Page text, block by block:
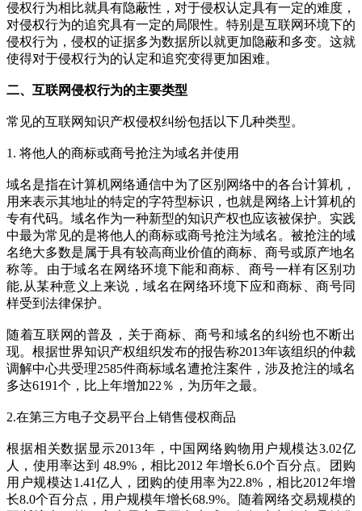
侵权行为相比就具有隐蔽性，对于侵权认定具有一定的难度，
对侵权行为的追究具有一定的局限性。特别是互联网环境下的
侵权行为，侵权的证据多为数据所以就更加隐蔽和多变。这就
使得对于侵权行为的认定和追究变得更加困难。
二、互联网侵权行为的主要类型
常见的互联网知识产权侵权纠纷包括以下几种类型。
1. 将他人的商标或商号抢注为域名并使用
域名是指在计算机网络通信中为了区别网络中的各台计算机，
用来表示其地址的特定的字符型标识，也就是网络上计算机的
专有代码。域名作为一种新型的知识产权也应该被保护。实践
中最为常见的是将他人的商标或商号抢注为域名。被抢注的域
名绝大多数是属于具有较高商业价值的商标、商号或原产地名
称等。由于域名在网络环境下能和商标、商号一样有区别功
能,从某种意义上来说，域名在网络环境下应和商标、商号同
样受到法律保护。
随着互联网的普及，关于商标、商号和域名的纠纷也不断出
现。根据世界知识产权组织发布的报告称2013年该组织的仲裁
调解中心共受理2585件商标域名遭抢注案件，涉及抢注的域名
多达6191个，比上年增加22％，为历年之最。
2.在第三方电子交易平台上销售侵权商品
根据相关数据显示2013年，中国网络购物用户规模达3.02亿
人，使用率达到 48.9%，相比2012 年增长6.0个百分点。团购
用户规模达1.41亿人，团购的使用率为22.8%，相比2012年增
长8.0个百分点，用户规模年增长68.9%。随着网络交易规模的